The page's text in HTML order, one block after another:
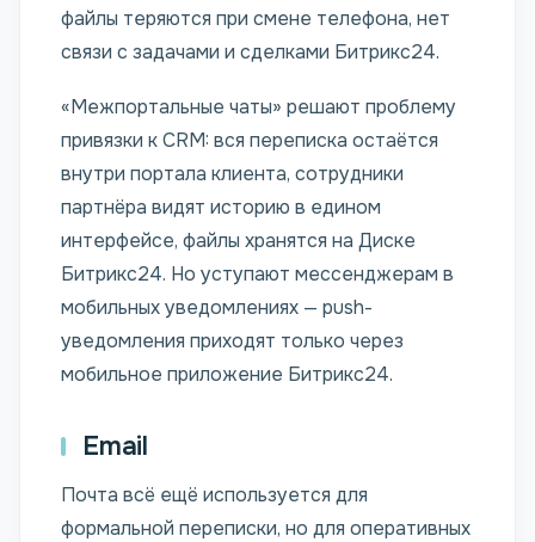
файлы теряются при смене телефона, нет
связи с задачами и сделками Битрикс24.
«Межпортальные чаты» решают проблему
привязки к CRM: вся переписка остаётся
внутри портала клиента, сотрудники
партнёра видят историю в едином
интерфейсе, файлы хранятся на Диске
Битрикс24. Но уступают мессенджерам в
мобильных уведомлениях — push-
уведомления приходят только через
мобильное приложение Битрикс24.
Email
Почта всё ещё используется для
формальной переписки, но для оперативных